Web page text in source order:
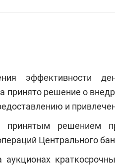
эффективности
принято решение о
и
принятым решением
Центрального
аукционах